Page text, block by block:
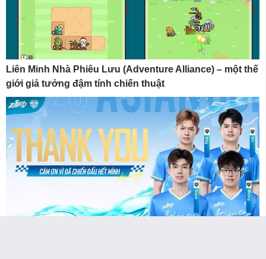
Liên Minh Nhà Phiêu Lưu (Adventure Alliance) – một thế
giới giả tưởng đậm tính chiến thuật